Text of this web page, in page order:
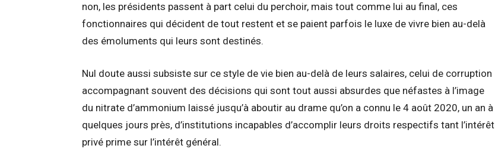
non, les présidents passent à part celui du perchoir, mais tout comme lui au final, ces
fonctionnaires qui décident de tout restent et se paient parfois le luxe de vivre bien au-delà
des émoluments qui leurs sont destinés.
Nul doute aussi subsiste sur ce style de vie bien au-delà de leurs salaires, celui de corruption
accompagnant souvent des décisions qui sont tout aussi absurdes que néfastes à l’image
du nitrate d’ammonium laissé jusqu’à aboutir au drame qu’on a connu le 4 août 2020, un an à
quelques jours près, d’institutions incapables d’accomplir leurs droits respectifs tant l’intérêt
privé prime sur l’intérêt général.